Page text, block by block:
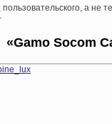
а не
«Gamo Socom